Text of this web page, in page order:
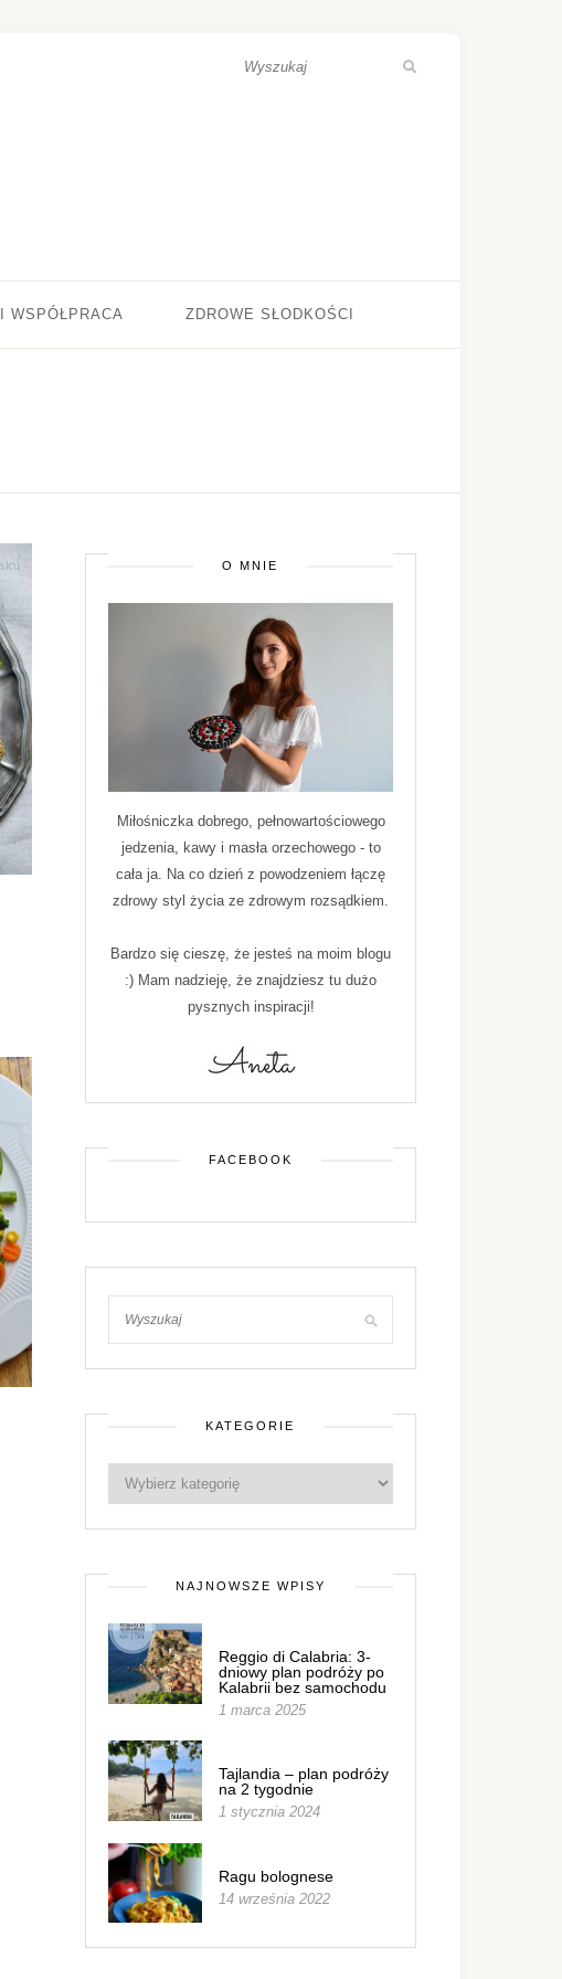
WSPÓŁPRACA ZDROWE SŁODKOŚCI
O MNIE
Miłośniczka dobrego, pełnowartościowego
jedzenia, kawy i masła orzechowego - to
cała ja. Na co dzień z powodzeniem łączę
zdrowy styl życia ze zdrowym rozsądkiem.
Bardzo się cieszę, że jesteś na moim blogu
:) Mam nadzieję, że znajdziesz tu dużo
pysznych inspiracji!
FACEBOOK
KATEGORIE
NAJNOWSZE WPISY
Reggio di Calabria: 3-
dniowy plan podróży po
Kalabrii bez samochodu
1 marca 2025
Tajlandia – plan podróży
na 2 tygodnie
1 stycznia 2024
Ragu bolognese
14 września 2022